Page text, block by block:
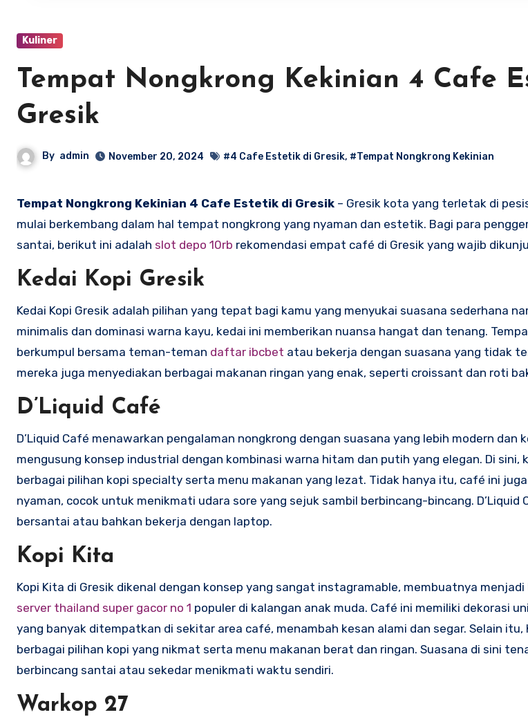
Kuliner
Tempat Nongkrong Kekinian 4 Cafe
Gresik
By admin November 20, 2024 #4 Cafe Estetik di Gresik, #Tempat Nongkrong Kekinian
Tempat Nongkrong Kekinian 4 Cafe Estetik di Gresik – Gresik kota yang terletak di
mulai berkembang dalam hal tempat nongkrong yang nyaman dan estetik. Bagi para
santai, berikut ini adalah slot depo 10rb rekomendasi empat café di Gresik yang wajib
Kedai Kopi Gresik
Kedai Kopi Gresik adalah pilihan yang tepat bagi kamu yang menyukai suasana sederhana
minimalis dan dominasi warna kayu, kedai ini memberikan nuansa hangat dan tenang.
berkumpul bersama teman-teman daftar ibcbet atau bekerja dengan suasana yang tidak
mereka juga menyediakan berbagai makanan ringan yang enak, seperti croissant dan roti
D’Liquid Café
D’Liquid Café menawarkan pengalaman nongkrong dengan suasana yang lebih modern dan
mengusung konsep industrial dengan kombinasi warna hitam dan putih yang elegan. Di sini,
berbagai pilihan kopi specialty serta menu makanan yang lezat. Tidak hanya itu, café ini
nyaman, cocok untuk menikmati udara sore yang sejuk sambil berbincang-bincang.
bersantai atau bahkan bekerja dengan laptop.
Kopi Kita
Kopi Kita di Gresik dikenal dengan konsep yang sangat instagramable, membuatnya
server thailand super gacor no 1 populer di kalangan anak muda. Café ini memiliki dekorasi
yang banyak ditempatkan di sekitar area café, menambah kesan alami dan segar. Selain itu,
berbagai pilihan kopi yang nikmat serta menu makanan berat dan ringan. Suasana di sini
berbincang santai atau sekedar menikmati waktu sendiri.
Warkop 27